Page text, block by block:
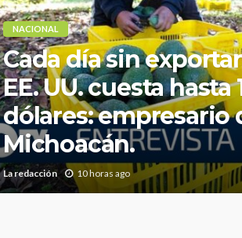
NACIONAL
Cada día sin
EE. UU. cuesta
dólares: empresario
Michoacán.
La redacción 10 horas ago